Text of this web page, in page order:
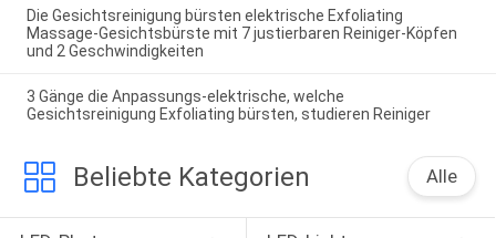
Die Gesichtsreinigung bürsten elektrische Exfoliating
Massage-Gesichtsbürste mit 7 justierbaren Reiniger-Köpfen
und 2 Geschwindigkeiten
3 Gänge die Anpassungs-elektrische, welche
Gesichtsreinigung Exfoliating bürsten, studieren Reiniger
Beliebte Kategorien Alle